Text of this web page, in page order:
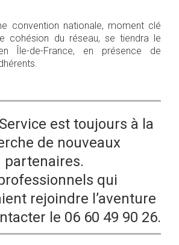
convention nationale, moment clé
cohésion du réseau, se tiendra le
Île-de-France, en présence de
est toujours à la
de nouveaux
partenaires.
qui
rejoindre l’aventure
le 06 60 49 90 26.